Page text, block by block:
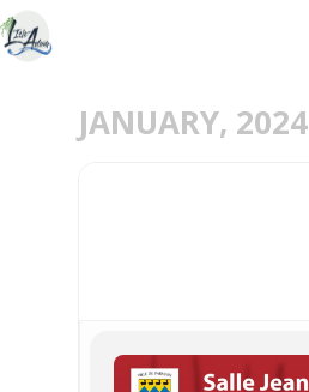
JANUARY, 2024